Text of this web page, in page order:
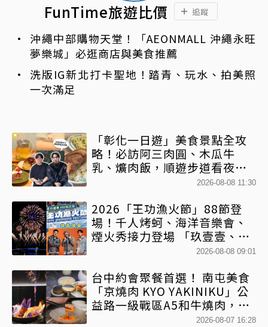
FunTime旅遊比價 追蹤
沖繩中部購物天堂！「AEONMALL 沖繩永旺
夢樂城」必逛商店與美食推薦
洗版IG新北打卡聖地！踏青、玩水、拍美照
一次滿足
「彰化一日遊」美食景點全攻
略！必訪阿三肉圓、木瓜牛
乳、爌肉飯，順遊步道看夜景
2026-08-08 11:30
2026「王功漁火節」88節登
場！千人烤蚵、海洋音樂會、
煙火秀接力登場 「玖壹壹、美
2026-08-08 09:01
台中約會聚餐首選！ 南屯美食
「京燒肉 KYO YAKINIKU」公
益路一級戰區A5和牛燒肉，京
平雙人套餐全程專人代烤2026-08-07 16:28